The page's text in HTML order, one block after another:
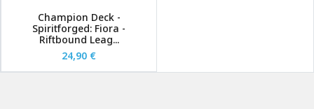
Champion Deck -
Spiritforged: Fiora -
Riftbound Leag...
24,90 €